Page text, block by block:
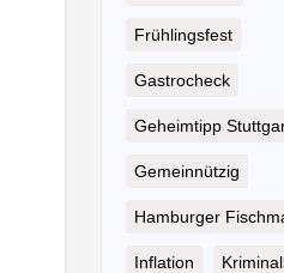
Frühlingsfest
Gastrocheck
Geheimtipp
Gemeinnützig
Hamburger
Inflation